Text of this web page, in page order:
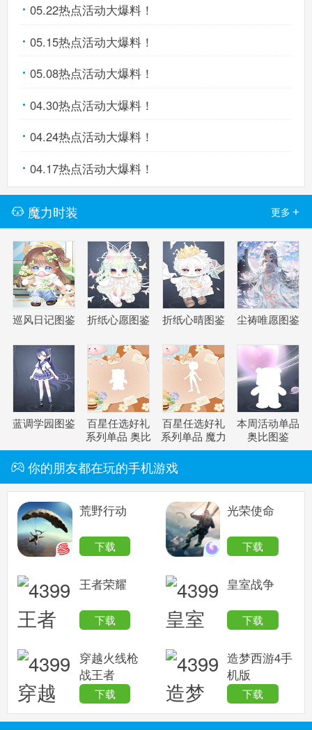
网
05.22热点活动大爆料！
05.15热点活动大爆料！
05.08热点活动大爆料！
04.30热点活动大爆料！
04.24热点活动大爆料！
04.17热点活动大爆料！
魔力时装 更多 +
巡风日记图鉴 折纸心愿图鉴 折纸心晴图鉴 尘祷唯愿图鉴
蓝调学园图鉴
百星任选好礼
系列单品 奥比
图鉴
百星任选好礼
系列单品 魔力
图鉴
本周活动单品
奥比图鉴
你的朋友都在玩的手机游戏
荒野行动
下载
光荣使命
下载
王者荣耀
下载
皇室战争
下载
穿越火线枪
战王者
下载
造梦西游4手
机版
下载